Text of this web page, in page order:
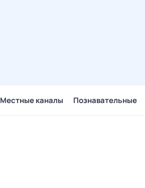
Местные каналы Познавательные